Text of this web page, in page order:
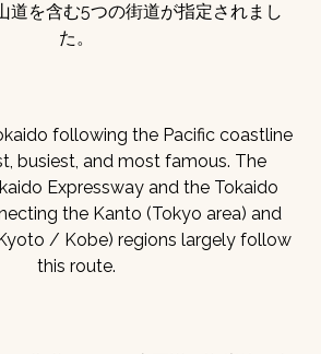
道を含む5つの街道が指定されまし
た。
following the Pacific coastline
busiest, and most famous. The
Expressway and the Tokaido
the Kanto (Tokyo area) and
/ Kobe) regions largely follow
this route.